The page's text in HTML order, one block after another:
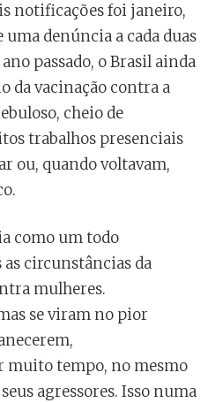
notificações foi janeiro,
uma denúncia a cada duas
passado, o Brasil ainda
da vacinação contra a
cheio de
trabalhos presenciais
ou, quando voltavam,
como um todo
circunstâncias da
mulheres.
se viram no pior
muito tempo, no mesmo
agressores. Isso numa